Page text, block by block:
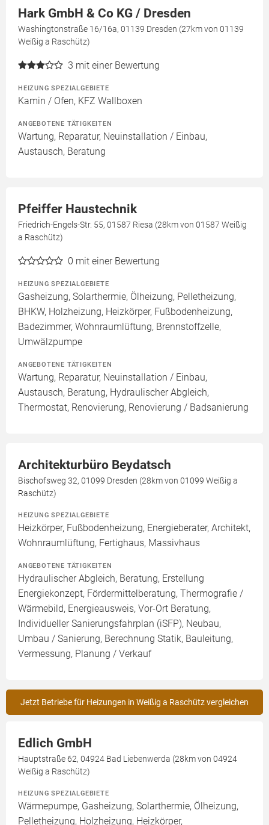
Hark GmbH & Co KG / Dresden
Washingtonstraße 16/16a, 01139 Dresden (27km von 01139
Weißig a Raschütz)
3 mit einer Bewertung
HEIZUNG SPEZIALGEBIETE
Kamin / Ofen, KFZ Wallboxen
ANGEBOTENE TÄTIGKEITEN
Wartung, Reparatur, Neuinstallation / Einbau,
Austausch, Beratung
Pfeiffer Haustechnik
Friedrich-Engels-Str. 55, 01587 Riesa (28km von 01587 Weißig
a Raschütz)
0 mit einer Bewertung
HEIZUNG SPEZIALGEBIETE
Gasheizung, Solarthermie, Ölheizung, Pelletheizung,
BHKW, Holzheizung, Heizkörper, Fußbodenheizung,
Badezimmer, Wohnraumlüftung, Brennstoffzelle,
Umwälzpumpe
ANGEBOTENE TÄTIGKEITEN
Wartung, Reparatur, Neuinstallation / Einbau,
Austausch, Beratung, Hydraulischer Abgleich,
Thermostat, Renovierung, Renovierung / Badsanierung
Architekturbüro Beydatsch
Bischofsweg 32, 01099 Dresden (28km von 01099 Weißig a
Raschütz)
HEIZUNG SPEZIALGEBIETE
Heizkörper, Fußbodenheizung, Energieberater, Architekt,
Wohnraumlüftung, Fertighaus, Massivhaus
ANGEBOTENE TÄTIGKEITEN
Hydraulischer Abgleich, Beratung, Erstellung
Energiekonzept, Fördermittelberatung, Thermografie /
Wärmebild, Energieausweis, Vor-Ort Beratung,
Individueller Sanierungsfahrplan (iSFP), Neubau,
Umbau / Sanierung, Berechnung Statik, Bauleitung,
Vermessung, Planung / Verkauf
Jetzt Betriebe für Heizungen in Weißig a Raschütz vergleichen
Edlich GmbH
Hauptstraße 62, 04924 Bad Liebenwerda (28km von 04924
Weißig a Raschütz)
HEIZUNG SPEZIALGEBIETE
Wärmepumpe, Gasheizung, Solarthermie, Ölheizung,
Pelletheizung, Holzheizung, Heizkörper,